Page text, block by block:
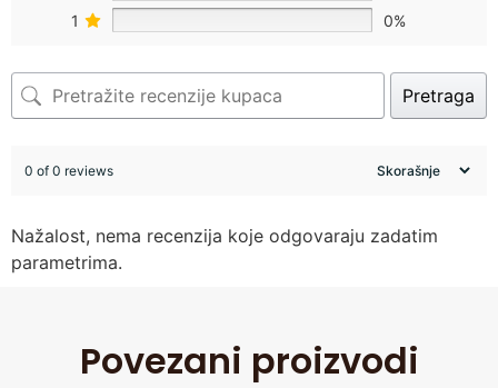
1
0%
Pretraga
0 of 0 reviews
Nažalost, nema recenzija koje odgovaraju zadatim
parametrima.
Povezani proizvodi